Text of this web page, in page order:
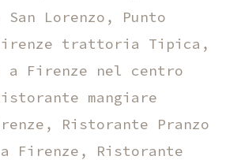
Lorenzo ,
Punto
trattoria Tipica ,
a Firenze nel centro
mangiare
,
Ristorante Pranzo
Firenze ,
Ristorante